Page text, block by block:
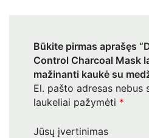
Būkite pirmas aprašęs
Control Charcoal Mask
mažinanti kaukė su
El. pašto adresas nebus
laukeliai pažymėti *
Jūsų įvertinimas